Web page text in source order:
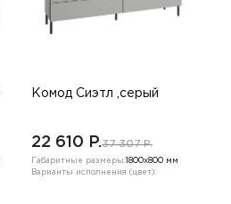
Комод Сиэтл ,серый
22 610 P.37 307 P.
Габаритные размеры: 1800х800 мм
Варианты исполнения (цвет):